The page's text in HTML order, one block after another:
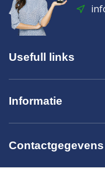
Usefull links
Informatie
Contactgegevens